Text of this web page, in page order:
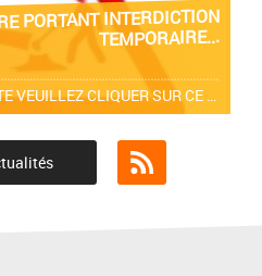
PORTANT INTERDICTION
TEMPORAIRE...